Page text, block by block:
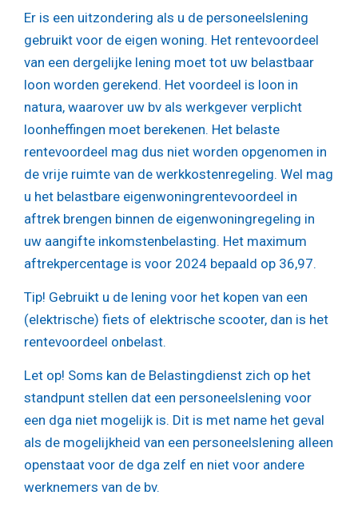
Er is een uitzondering als u de personeelslening
gebruikt voor de eigen woning. Het rentevoordeel
van een dergelijke lening moet tot uw belastbaar
loon worden gerekend. Het voordeel is loon in
natura, waarover uw bv als werkgever verplicht
loonheffingen moet berekenen. Het belaste
rentevoordeel mag dus niet worden opgenomen in
de vrije ruimte van de werkkostenregeling. Wel mag
u het belastbare eigenwoningrentevoordeel in
aftrek brengen binnen de eigenwoningregeling in
uw aangifte inkomstenbelasting. Het maximum
aftrekpercentage is voor 2024 bepaald op 36,97.
Tip! Gebruikt u de lening voor het kopen van een
(elektrische) fiets of elektrische scooter, dan is het
rentevoordeel onbelast.
Let op! Soms kan de Belastingdienst zich op het
standpunt stellen dat een personeelslening voor
een dga niet mogelijk is. Dit is met name het geval
als de mogelijkheid van een personeelslening alleen
openstaat voor de dga zelf en niet voor andere
werknemers van de bv.